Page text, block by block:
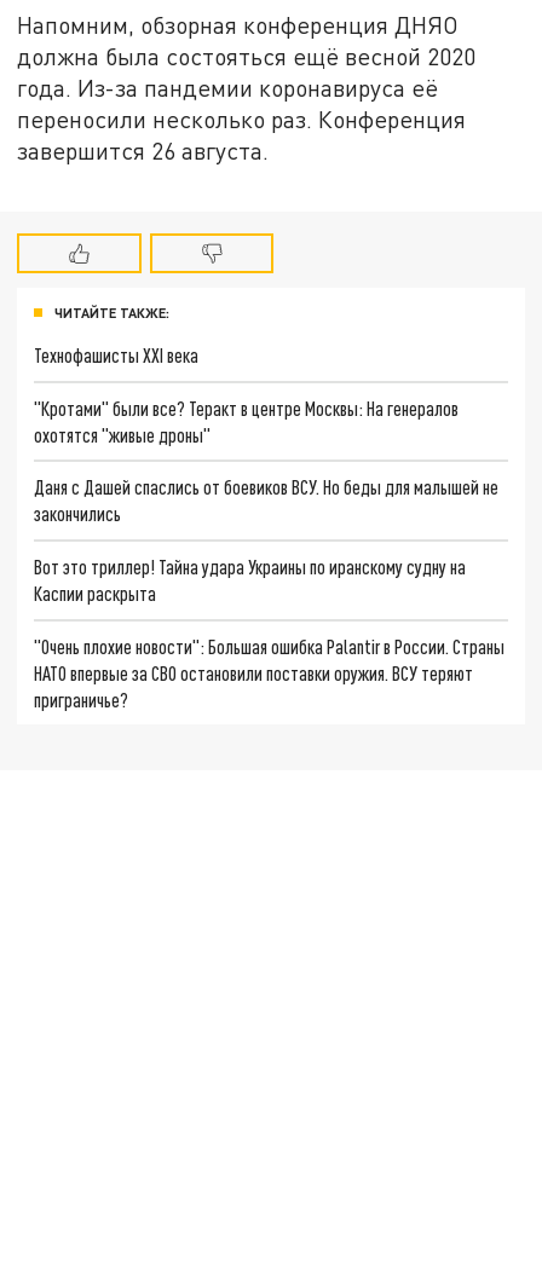
Напомним, обзорная конференция ДНЯО
должна была состояться ещё весной 2020
года. Из-за пандемии коронавируса её
переносили несколько раз. Конференция
завершится 26 августа.
ЧИТАЙТЕ ТАКЖЕ:
Технофашисты XXI века
"Кротами" были все? Теракт в центре Москвы: На генералов
охотятся "живые дроны"
Даня с Дашей спаслись от боевиков ВСУ. Но беды для малышей не
закончились
Вот это триллер! Тайна удара Украины по иранскому судну на
Каспии раскрыта
"Очень плохие новости": Большая ошибка Palantir в России. Страны
НАТО впервые за СВО остановили поставки оружия. ВСУ теряют
приграничье?